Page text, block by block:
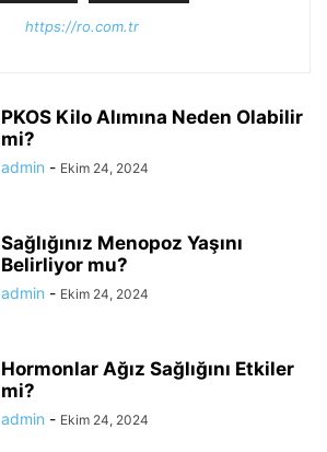
https://ro.com.tr
PKOS Kilo Alımına Neden Olabilir
mi?
admin - Ekim 24, 2024
Sağlığınız Menopoz Yaşını
Belirliyor mu?
admin - Ekim 24, 2024
Hormonlar Ağız Sağlığını Etkiler
mi?
admin - Ekim 24, 2024